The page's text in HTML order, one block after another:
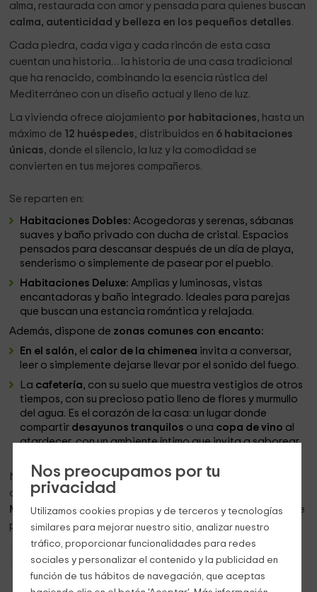
Nos preocupamos por tu
privacidad
Utilizamos cookies propias y de terceros y tecnologías
similares para mejorar nuestro sitio, analizar nuestro
tráfico, proporcionar funcionalidades para redes
sociales y personalizar el contenido y la publicidad en
función de tus hábitos de navegación, que aceptas
alma, restaurada con amor y pensada para quienes buscan
calma, autenticidad y belleza en los pequeños detalles.
Cada piedra, cada viga y cada rincón de esta casa
cuentan una historia… la historia de una casa tradicional
que ha renacido, combinando la esencia rústica del
Mediterráneo con un diseño actual y lleno de luz.
La vivienda ofrece alojamiento por habitaciones, hasta un
máximo de 12 huéspedes, distribuidos en 6 habitaciones
únicas, donde el silencio, la luz y la comodidad se
convierten en tus mejores compañeros.
Se reparten en:
Habitaciones Dobles:Acogedoras y serenas, sábanas
suaves y baño privado con ducha de cristal. Espacios
pensados para descansar después de un día de playa,
senderismo o simplemente de pasear por el pueblo.
Habitaciones Deluxe:Amplias y luminosas, vistas
encantadoras y baño integrado. Ideales para parejas
que buscan una estancia romántica y relajada.
Además, dispone de zonas comunes con encanto:
En el salón, el calor de la chimenea invita a conversar,
leer o simplemente dejarse llevar por el sonido del fuego.
La cafetería, con su suelo que muestra vestigios de otros
tiempos, con su precioso patio lleno de flores y murmullo
del agua. Es el corazón de la casa: un lugar donde
compartir desayunos tranquilos o una copa de vino al
atardecer, con un ambiente íntimo que invita a saborear
No queremos que sientas que estás en un hotel. Queremos
que sientas que has llegado
Mediterráneo. Aquí el tiempo se ralentiza, la luz entra suave
por las ventanas y el alma encuentra su lugar.
Casas Rurales Comunidad Valenciana Casas Rurales Alicante